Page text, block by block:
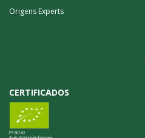
Origens Experts
CERTIFICADOS